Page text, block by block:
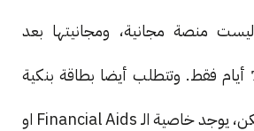
منصة Coursera ليست منصة مجانية، ومجانيتها بعد
التسجيل لا تتعدى 7 أيام فقط. وتتطلب أيضا بطاقة بنكية
من أجل التسجيل. لكن، يوجد خاصية الـ Financial Aids او